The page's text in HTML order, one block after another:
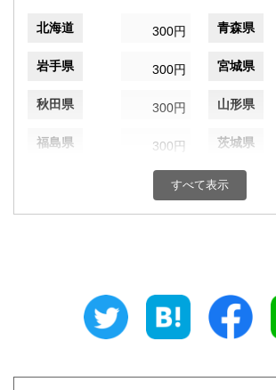
北海道 300円 青森県
岩手県 300円 宮城県
秋田県 300円 山形県
福島県 300円 茨城県
300円 群馬県
埼玉県 千葉県
300円 富山県
300円 福井県
300円
すべて表示